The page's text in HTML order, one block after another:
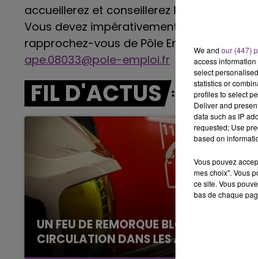
LA FAMILLE
accueillerez et conseillerez les clients.
Vous devez impérativement posséder un
rapprochez-vous de Pôle Emploi à Revin,
ape.08033@pole-emploi.fr
FIL D'ACTUS
UN FEU DE REMORQUE BLOQUE LA
CIRCULATION DANS LES ARDENNES
Un feu de remorque s'est déclaré ce mercredi
10h00 - 14h00
LE TICKET DE CAISSE
We and our (447)
access
select
statistics or
profiles to select
Deliver and
data such as IP
requested; Use
based on
Vous pouvez
mes choix". Vous
ce site. Vous
bas de chaque